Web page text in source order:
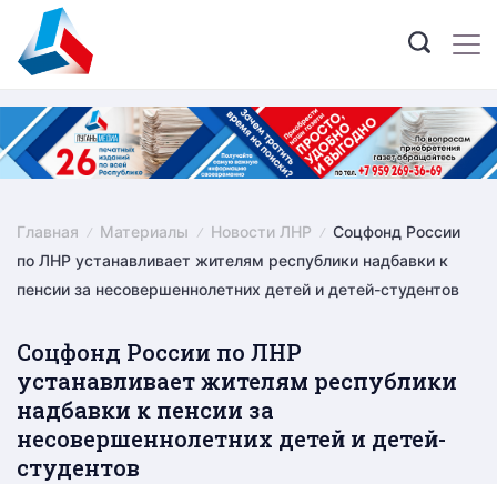
content
Главная Материалы Новости ЛНР
Соцфонд России
по ЛНР устанавливает жителям республики надбавки к
пенсии за несовершеннолетних детей и детей-студентов
Соцфонд России по ЛНР
устанавливает жителям республики
надбавки к пенсии за
несовершеннолетних детей и детей-
студентов